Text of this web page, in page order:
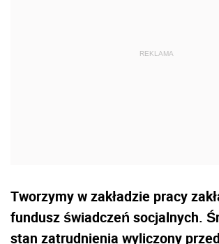
Tworzymy w zakładzie pracy
fundusz świadczeń socjalnych.
stan zatrudnienia wyliczony